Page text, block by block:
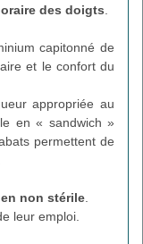
des doigts.
capitonné de
et le confort du
appropriée au
en « sandwich »
permettent de
non stérile.
leur emploi.